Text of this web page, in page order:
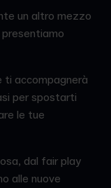
un altro mezzo
ti accompagnerà
per spostarti
le tue
dal fair play
alle nuove